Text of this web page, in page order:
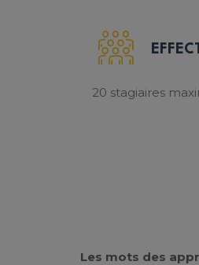
20 stagiaires
Les mots des